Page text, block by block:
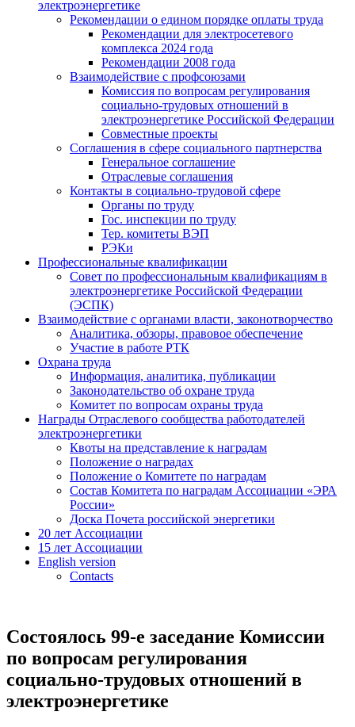
электроэнергетике
Рекомендации о едином порядке оплаты труда
Рекомендации для электросетевого
комплекса 2024 года
Рекомендации 2008 года
Взаимодействие с профсоюзами
Комиссия по вопросам регулирования
социально-трудовых отношений в
электроэнергетике Российской Федерации
Совместные проекты
Соглашения в сфере социального партнерства
Генеральное соглашение
Отраслевые соглашения
Контакты в социально-трудовой сфере
Органы по труду
Гос. инспекции по труду
Тер. комитеты ВЭП
РЭКи
Профессиональные квалификации
Совет по профессиональным квалификациям в
электроэнергетике Российской Федерации
(ЭСПК)
Взаимодействие с органами власти, законотворчество
Аналитика, обзоры, правовое обеспечение
Участие в работе РТК
Охрана труда
Информация, аналитика, публикации
Законодательство об охране труда
Комитет по вопросам охраны труда
Награды Отраслевого сообщества работодателей
электроэнергетики
Квоты на представление к наградам
Положение о наградах
Положение о Комитете по наградам
Состав Комитета по наградам Ассоциации «ЭРА
России»
Доска Почета российской энергетики
20 лет Ассоциации
15 лет Ассоциации
English version
Contacts
Состоялось 99-е заседание Комиссии
по вопросам регулирования
социально-трудовых отношений в
электроэнергетике